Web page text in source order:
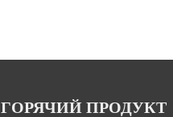
ГОРЯЧИЙ ПРОДУКТ